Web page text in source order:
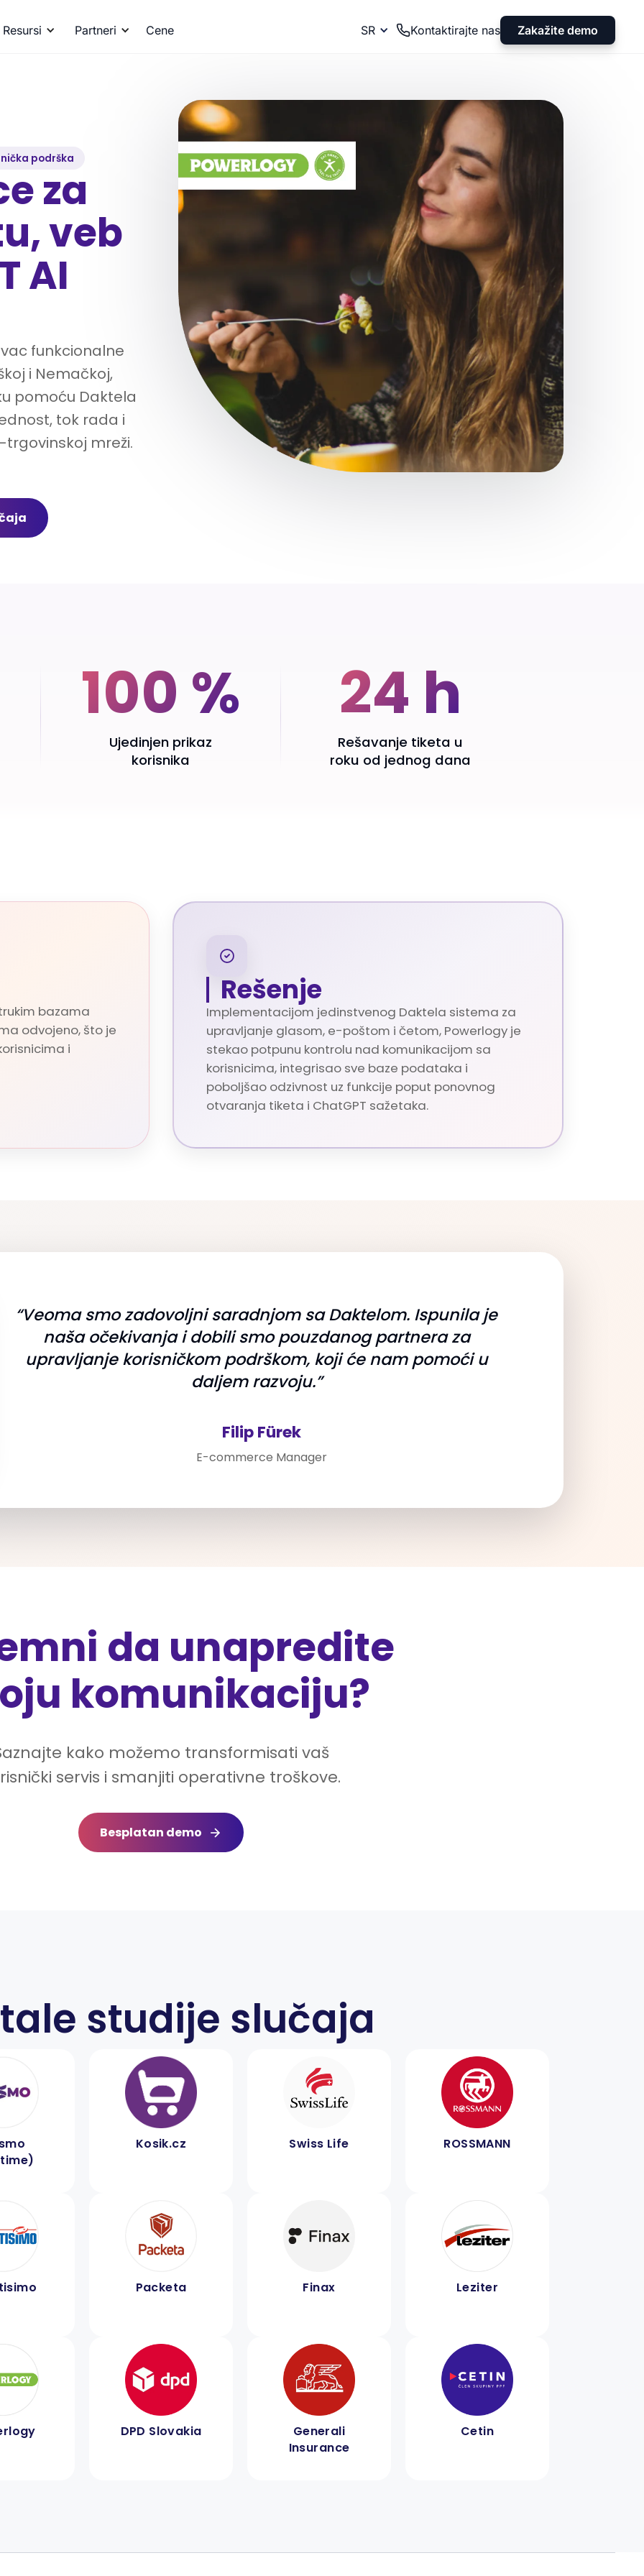
Resursi Partneri Cene SR Kontaktirajte nas Zakažite demo
podrška
za
veb
AI
funkcionalne
i Nemačkoj,
pomoću Daktela
tok rada i
mreži.
100 %
Ujedinjen prikaz
korisnika
24 h
Rešavanje tiketa u
roku od jednog dana
bazama
odvojeno, što je
i
Rešenje
Implementacijom jedinstvenog Daktela sistema za
upravljanje glasom, e-poštom i četom, Powerlogy je
stekao potpunu kontrolu nad komunikacijom sa
korisnicima, integrisao sve baze podataka i
poboljšao odzivnost uz funkcije poput ponovnog
otvaranja tiketa i ChatGPT sažetaka.
“Veoma smo zadovoljni saradnjom sa Daktelom. Ispunila je
naša očekivanja i dobili smo pouzdanog partnera za
upravljanje korisničkom podrškom, koji će nam pomoći u
daljem razvoju.”
Filip Fürek
E-commerce Manager
da unapredite
komunikaciju?
kako možemo transformisati vaš
servis i smanjiti operativne troškove.
Besplatan demo
studije slučaja
Kosik.cz Swiss Life ROSSMANN
Packeta Finax Leziter
DPD Slovakia
Generali
Insurance
Cetin